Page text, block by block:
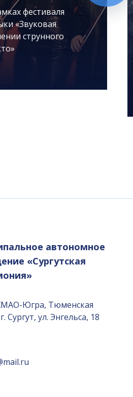
фестиваля
«Звуковая
струнного
автономное
«Сургутская
Югра, Тюменская
Сургут, ул. Энгельса, 18